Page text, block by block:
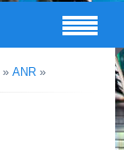
» ANR »